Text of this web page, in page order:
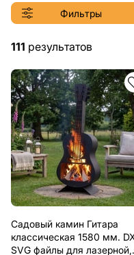
Фильтры
111 результатов
Садовый камин Гитара
классическая 1580 мм.
SVG файлы для лазерной,